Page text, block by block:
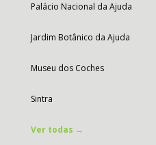
Palácio Nacional da Ajuda
Jardim Botânico da Ajuda
Museu dos Coches
Sintra
Ver todas →